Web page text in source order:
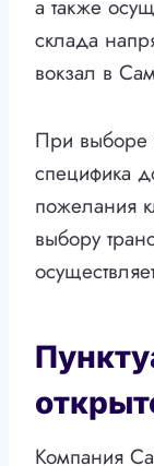
а также
склада
вокзал в
При выборе
специфика
пожелания
выбору
Компания